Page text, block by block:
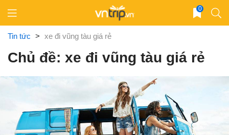
content
0
Tin tức > xe đi vũng tàu giá rẻ
Chủ đề: xe đi vũng tàu giá rẻ